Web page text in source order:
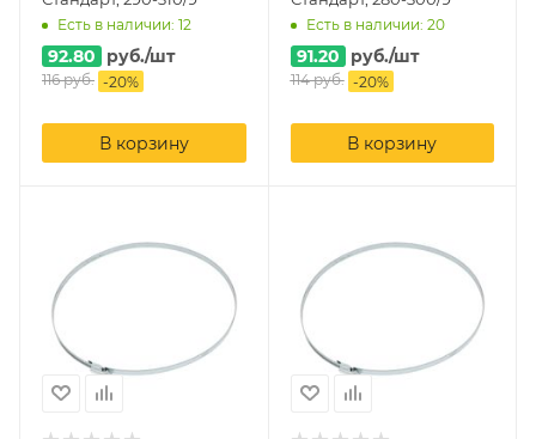
Есть в наличии: 12
92.80 руб./шт
116руб. -20%
В корзину
Есть в наличии: 20
91.20 руб./шт
114руб. -20%
В корзину